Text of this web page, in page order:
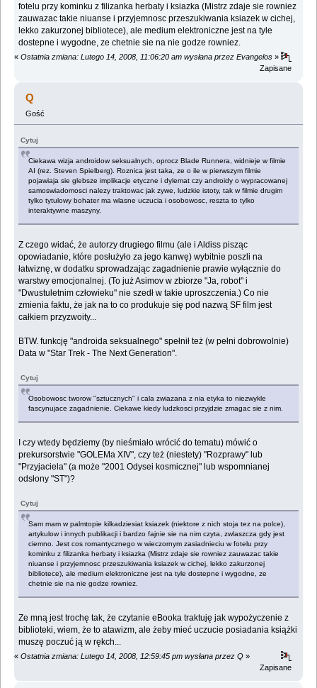
fotelu przy kominku z filizanka herbaty i ksiazka (Mistrz zdaje sie rowniez
zauwazac takie niuanse i przyjemnosc przeszukiwania ksiazek w cichej,
lekko zakurzonej bibliotece), ale medium elektroniczne jest na tyle
dostepne i wygodne, ze chetnie sie na nie godze rowniez.
« Ostatnia zmiana: Lutego 14, 2008, 11:06:20 am wysłana przez Evangelos »
Zapisane
Q
Gość
Cytuj
Ciekawa wizja androidow seksualnych, oprocz Blade Runnera, widnieje w filmie
AI (rez. Steven Spielberg). Roznica jest taka, ze o ile w pierwszym filmie
pojawiaja sie glebsze implikacje etyczne i dylemat czy androidy o wypracowanej
samoswiadomosci nalezy traktowac jak zywe, ludzkie istoty, tak w filmie drugim
tylko tytulowy bohater ma wlasne uczucia i osobowosc, reszta to tylko
interaktywne maszyny.
Z czego widać, że autorzy drugiego filmu (ale i Aldiss pisząc
opowiadanie, które posłużyło za jego kanwę) wybitnie poszli na
łatwiznę, w dodatku sprowadzając zagadnienie prawie wyłącznie do
warstwy emocjonalnej. (To już Asimov w zbiorze "Ja, robot" i
"Dwustuletnim człowieku" nie szedł w takie uproszczenia.) Co nie
zmienia faktu, że jak na to co produkuje się pod nazwą SF film jest
całkiem przyzwoity...
BTW. funkcję "androida seksualnego" spełnił też (w pełni dobrowolnie)
Data w "Star Trek - The Next Generation".
Cytuj
Osobowosc tworow "sztucznych" i cala zwiazana z nia etyka to niezwykle
fascynujace zagadnienie. Ciekawe kiedy ludzkosci przyjdzie zmagac sie z nim.
I czy wtedy będziemy (by nieśmiało wrócić do tematu) mówić o
prekursorstwie "GOLEMa XIV", czy też (niestety) "Rozprawy" lub
"Przyjaciela" (a może "2001 Odysei kosmicznej" lub wspomnianej
odsłony "ST")?
Cytuj
Sam mam w palmtopie kilkadziesiat ksiazek (niektore z nich stoja tez na polce),
artykulow i innych publikacji i bardzo fajnie sie na nim czyta, zwlaszcza gdy jest
ciemno. Jest cos romantycznego w wieczornym zasiadnieciu w fotelu przy
kominku z filizanka herbaty i ksiazka (Mistrz zdaje sie rowniez zauwazac takie
niuanse i przyjemnosc przeszukiwania ksiazek w cichej, lekko zakurzonej
bibliotece), ale medium elektroniczne jest na tyle dostepne i wygodne, ze
chetnie sie na nie godze rowniez.
Ze mną jest trochę tak, że czytanie eBooka traktuję jak wypożyczenie z
biblioteki, wiem, że to atawizm, ale żeby mieć uczucie posiadania książki
muszę poczuć ją w rękch...
« Ostatnia zmiana: Lutego 14, 2008, 12:59:45 pm wysłana przez Q »
Zapisane